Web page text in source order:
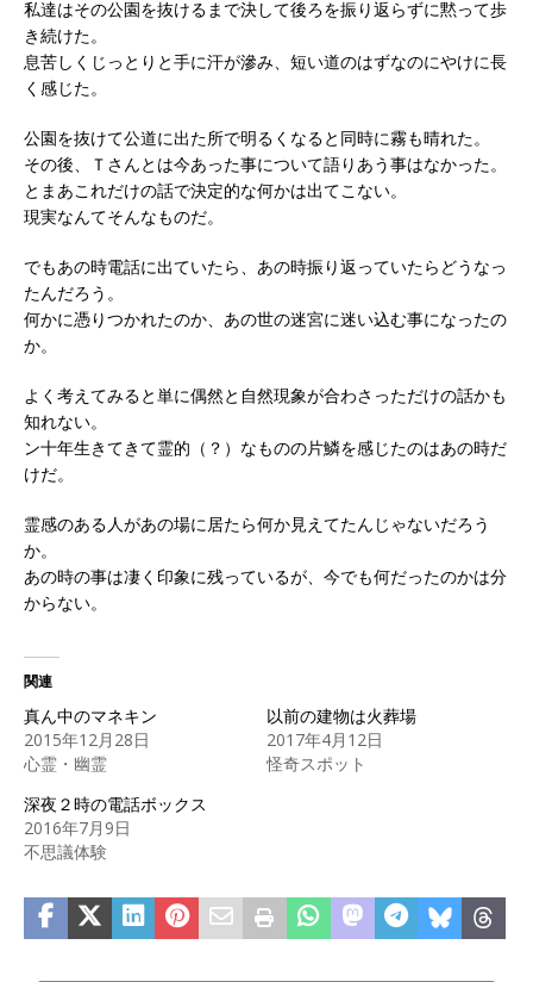
私達はその公園を抜けるまで決して後ろを振り返らずに黙って歩
き続けた。
息苦しくじっとりと手に汗が滲み、短い道のはずなのにやけに長
く感じた。
公園を抜けて公道に出た所で明るくなると同時に霧も晴れた。
その後、Ｔさんとは今あった事について語りあう事はなかった。
とまあこれだけの話で決定的な何かは出てこない。
現実なんてそんなものだ。
でもあの時電話に出ていたら、あの時振り返っていたらどうなっ
たんだろう。
何かに憑りつかれたのか、あの世の迷宮に迷い込む事になったの
か。
よく考えてみると単に偶然と自然現象が合わさっただけの話かも
知れない。
ン十年生きてきて霊的（？）なものの片鱗を感じたのはあの時だ
けだ。
霊感のある人があの場に居たら何か見えてたんじゃないだろう
か。
あの時の事は凄く印象に残っているが、今でも何だったのかは分
からない。
関連
真ん中のマネキン
2015年12月28日
心霊・幽霊
以前の建物は火葬場
2017年4月12日
怪奇スポット
深夜２時の電話ボックス
2016年7月9日
不思議体験